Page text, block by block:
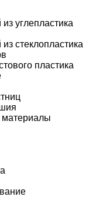
углепластика
стеклопластика
пластика